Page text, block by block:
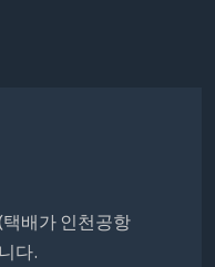
배가 인천공항
다.